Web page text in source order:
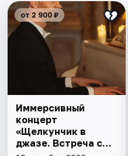
от 2 900 ₽
Иммерсивный
концерт
«Щелкунчик в
джазе. Встреча с